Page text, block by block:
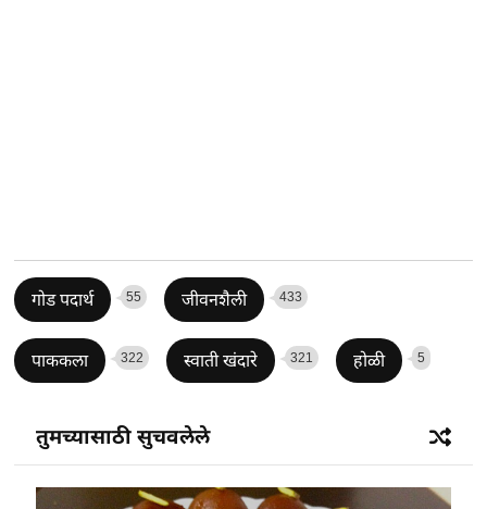
गोड पदार्थ 55 जीवनशैली 433
पाककला 322 स्वाती खंदारे 321 होळी 5
तुमच्यासाठी सुचवलेले